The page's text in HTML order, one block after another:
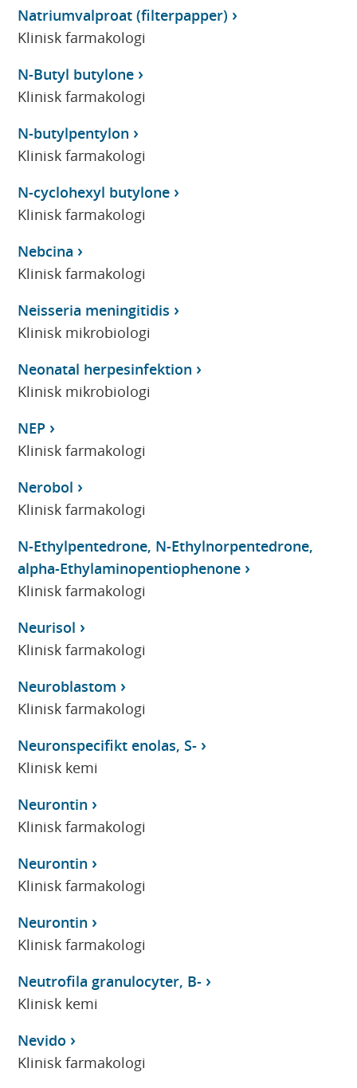
Natriumvalproat (filterpapper)
Klinisk farmakologi
N-Butyl butylone
Klinisk farmakologi
N-butylpentylon
Klinisk farmakologi
N-cyclohexyl butylone
Klinisk farmakologi
Nebcina
Klinisk farmakologi
Neisseria meningitidis
Klinisk mikrobiologi
Neonatal herpesinfektion
Klinisk mikrobiologi
NEP
Klinisk farmakologi
Nerobol
Klinisk farmakologi
N-Ethylpentedrone, N-Ethylnorpentedrone,
alpha-Ethylaminopentiophenone
Klinisk farmakologi
Neurisol
Klinisk farmakologi
Neuroblastom
Klinisk farmakologi
Neuronspecifikt enolas, S-
Klinisk kemi
Neurontin
Klinisk farmakologi
Neurontin
Klinisk farmakologi
Neurontin
Klinisk farmakologi
Neutrofila granulocyter, B-
Klinisk kemi
Nevido
Klinisk farmakologi